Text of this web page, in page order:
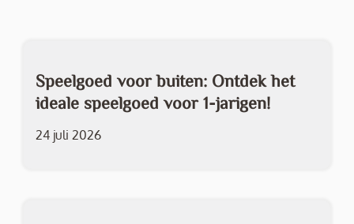
Speelgoed voor buiten: Ontdek het
ideale speelgoed voor 1-jarigen!
24 juli 2026